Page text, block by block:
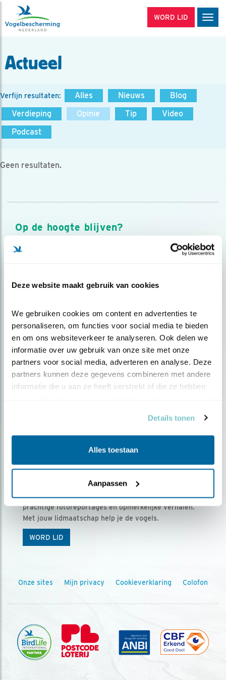
Deze website maakt gebruik van cookies
We gebruiken cookies om content en advertenties te
personaliseren, om functies voor social media te bieden
en om ons websiteverkeer te analyseren. Ook delen we
informatie over uw gebruik van onze site met onze
partners voor social media, adverteren en analyse. Deze
partners kunnen deze gegevens combineren met andere
informatie die u aan ze heeft verstrekt of die ze hebben
Details tonen
Alles toestaan
Aanpassen
WORD LID
Actueel
Verfijn resultaten: Alles Nieuws
Blog
Verdieping
Opinie Tip
Video
Podcast
Geen resultaten.
Op de hoogte blijven?
Meld je aan en ontvang nieuws, inspiratie, acties en tips
over vogels en activiteiten van Vogelbescherming.
Ontvang 5 x Vogels voor € 36,00 per jaar
Vogels is het tijdschrift voor onze leden, met
prachtige fotoreportages en opmerkelijke verhalen.
Met jouw lidmaatschap help je de vogels.
WORD LID
Onze sites Mijn privacy Cookieverklaring Colofon